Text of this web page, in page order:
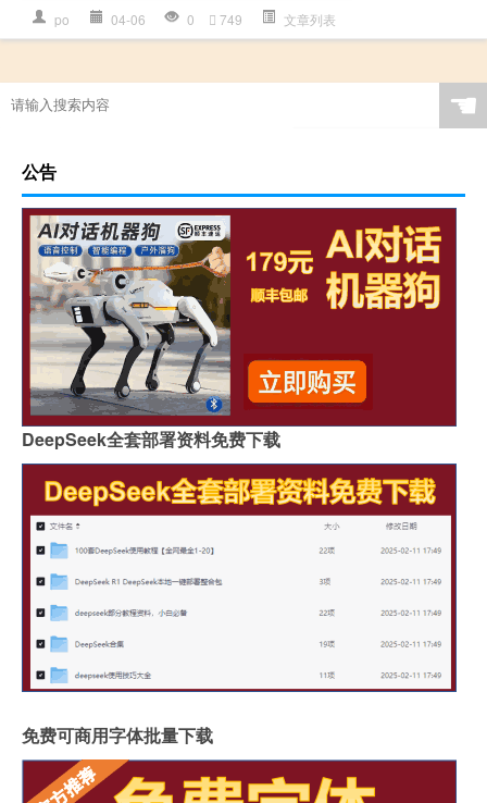
po 04-06 0 749 文章列表
☚
公告
DeepSeek全套部署资料免费下载
免费可商用字体批量下载